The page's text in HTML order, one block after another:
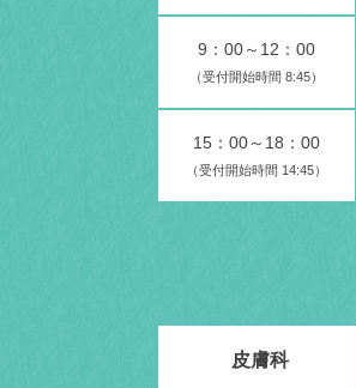
9：00～12：00
（受付開始時間 8:45）
15：00～18：00
（受付開始時間 14:45）
皮膚科